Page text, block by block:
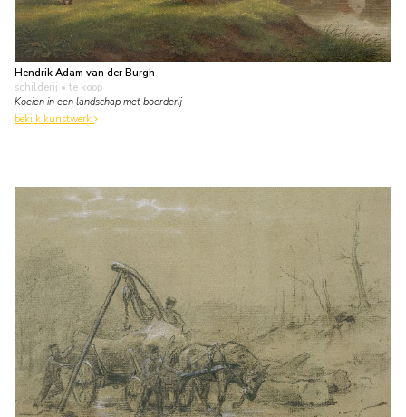
Hendrik Adam van der Burgh
schilderij • te koop
Koeien in een landschap met boerderij
bekijk kunstwerk